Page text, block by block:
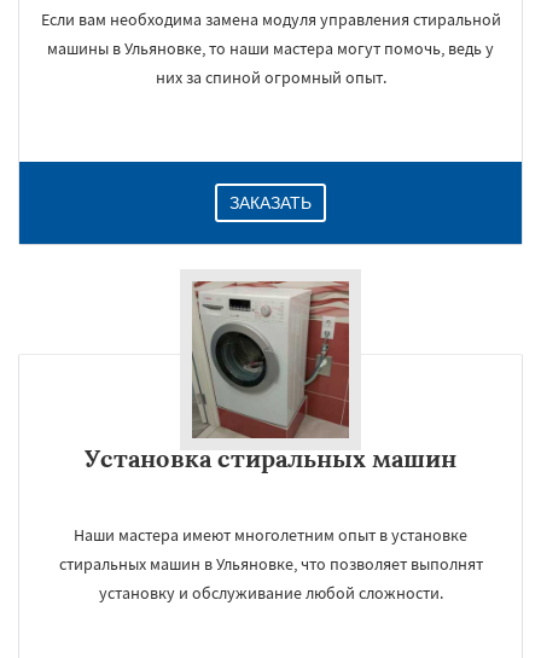
Если вам необходима замена модуля управления стиральной
машины в Ульяновке, то наши мастера могут помочь, ведь у
них за спиной огромный опыт.
ЗАКАЗАТЬ
Установка стиральных машин
Наши мастера имеют многолетним опыт в установке
стиральных машин в Ульяновке, что позволяет выполнят
установку и обслуживание любой сложности.